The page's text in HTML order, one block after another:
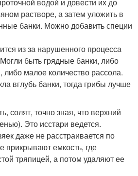
водой и довести их до
растворе, а затем уложить в
банки. Можно добавить специи
из за нарушенного процесса
быть грядные банки, либо
малое количество рассола.
вглубь банки, тогда грибы лучше
солят, точно зная, что верхний
Это исстари ведется.
даже не расстраивается по
прикрывают емкость, где
тряпицей, а потом удаляют ее